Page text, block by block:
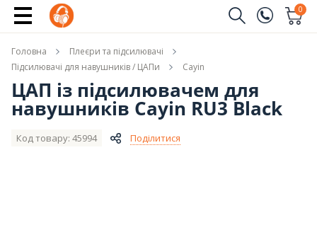
(096)
(044)
0
Ім'я
Телефон
Головна
Плеєри та підсилювачі
Підсилювачі для навушників / ЦАПи
Cayin
ЦАП із підсилювачем для
навушників Cayin RU3 Black
Код товару: 45994 Поділитися
Повідомити про наявність